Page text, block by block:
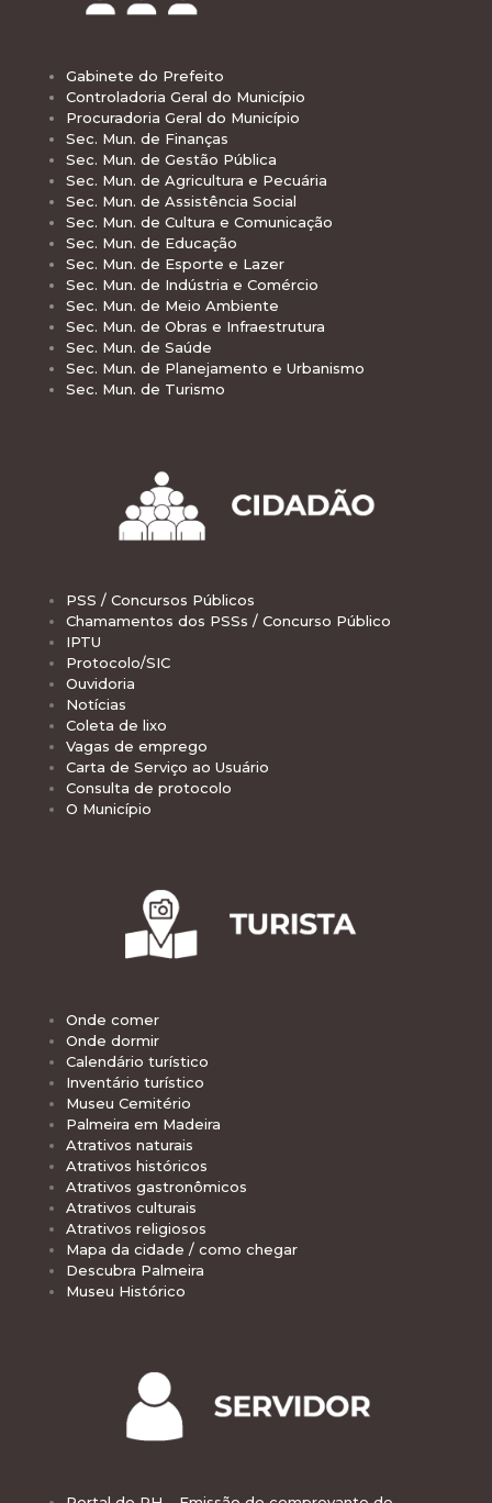
Gabinete do Prefeito
Controladoria Geral do Município
Procuradoria Geral do Município
Sec. Mun. de Finanças
Sec. Mun. de Gestão Pública
Sec. Mun. de Agricultura e Pecuária
Sec. Mun. de Assistência Social
Sec. Mun. de Cultura e Comunicação
Sec. Mun. de Educação
Sec. Mun. de Esporte e Lazer
Sec. Mun. de Indústria e Comércio
Sec. Mun. de Meio Ambiente
Sec. Mun. de Obras e Infraestrutura
Sec. Mun. de Saúde
Sec. Mun. de Planejamento e Urbanismo
Sec. Mun. de Turismo
PSS / Concursos Públicos
Chamamentos dos PSSs / Concurso Público
IPTU
Protocolo/SIC
Ouvidoria
Notícias
Coleta de lixo
Vagas de emprego
Carta de Serviço ao Usuário
Consulta de protocolo
O Município
Onde comer
Onde dormir
Calendário turístico
Inventário turístico
Museu Cemitério
Palmeira em Madeira
Atrativos naturais
Atrativos históricos
Atrativos gastronômicos
Atrativos culturais
Atrativos religiosos
Mapa da cidade / como chegar
Descubra Palmeira
Museu Histórico